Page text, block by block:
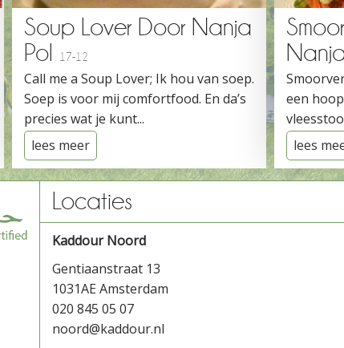
Soup Lover Door Nanja
Pol
17-12
Call me a Soup Lover; Ik hou van soep.
Soep is voor mij comfortfood. En da’s
precies wat je kunt...
lees meer
een
lees
Locaties
Kaddour Noord
Gentiaanstraat 13
1031AE Amsterdam
020 845 05 07
noord@kaddour.nl